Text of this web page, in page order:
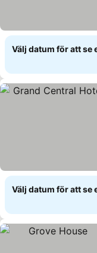
Välj datum för att se
Välj datum för att se